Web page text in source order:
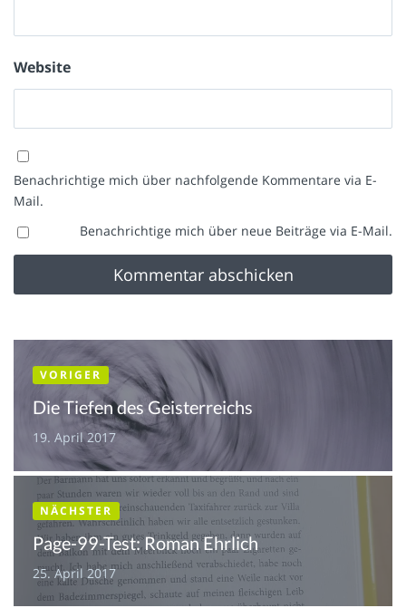
Website
Benachrichtige mich über nachfolgende Kommentare via E-
Mail.
Benachrichtige mich über neue Beiträge via E-Mail.
VORIGER
Die Tiefen des Geisterreichs
19. April 2017
NÄCHSTER
Page-99-Test: Roman Ehrlich
25. April 2017